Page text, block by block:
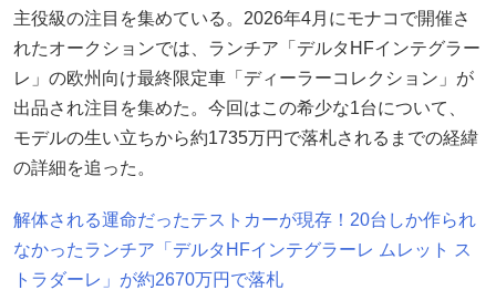
主役級の注目を集めている。2026年4月にモナコで開催さ
れたオークションでは、ランチア「デルタHFインテグラー
レ」の欧州向け最終限定車「ディーラーコレクション」が
出品され注目を集めた。今回はこの希少な1台について、
モデルの生い立ちから約1735万円で落札されるまでの経緯
の詳細を追った。
解体される運命だったテストカーが現存！20台しか作られ
なかったランチア「デルタHFインテグラーレ ムレット ス
トラダーレ」が約2670万円で落札